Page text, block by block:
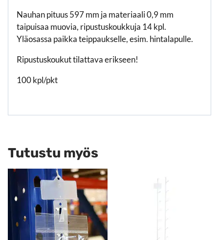
Nauhan pituus 597 mm ja materiaali 0,9 mm
taipuisaa muovia, ripustuskoukkuja 14 kpl.
Yläosassa paikka teippaukselle, esim. hintalapulle.
Ripustuskoukut tilattava erikseen!
100 kpl/pkt
Tutustu myös